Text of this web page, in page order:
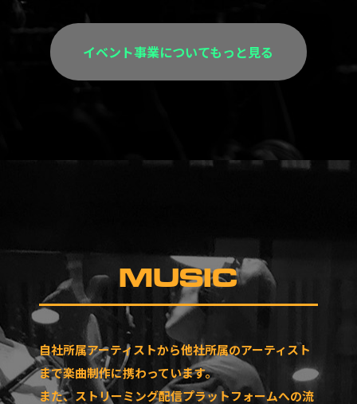
イベント事業についてもっと見る
MUSIC
自社所属アーティストから他社所属のアーティスト
まで楽曲制作に携わっています。
また、ストリーミング配信プラットフォームへの流